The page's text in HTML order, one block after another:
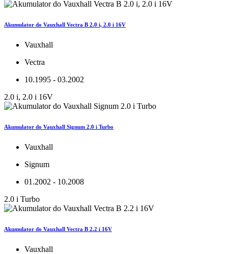
Akumulator do Vauxhall Vectra B 2.0 i, 2.0 i 16V
Vauxhall
Vectra
10.1995 - 03.2002
2.0 i, 2.0 i 16V
Akumulator do Vauxhall Signum 2.0 i Turbo
Vauxhall
Signum
01.2002 - 10.2008
2.0 i Turbo
Akumulator do Vauxhall Vectra B 2.2 i 16V
Vauxhall